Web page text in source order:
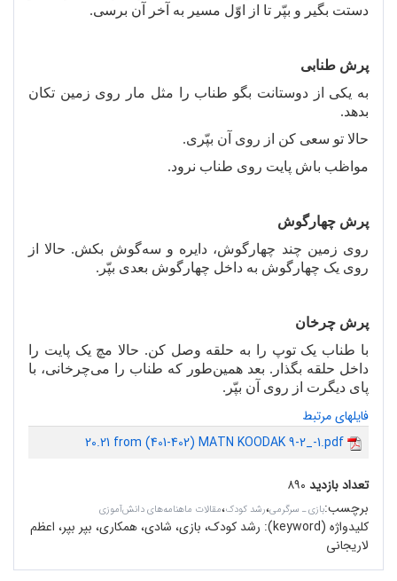
دستت بگیر و بپّر تا از اوّل مسیر به آخر آن برسی.
پرش طنابی
به یکی از دوستانت بگو طناب را مثل مار روی زمین تکان
بدهد.
حالا تو سعی کن از روی آن بپّری.
مواظب باش پایت روی طناب نرود.
پرش چهارگوش
روی زمین چند چهارگوش، دایره و سهگوش بکش. حالا از
روی یک چهارگوش به داخل چهارگوش بعدی بپّر.
پرش چرخان
با طناب یک توپ را به حلقه وصل کن. حالا مچ یک پایت را
داخل حلقه بگذار. بعد همینطور که طناب را میچرخانی، با
پای دیگرت از روی آن بپّر.
فایلهای مرتبط
20.21 from (401-402) MATN KOODAK 9-2_-1.pdf
تعداد بازدید ۸۹۰
برچسب:بازی ـ سرگرمی،رشد کودک،مقالات ماهنامه‌های دانش‌آموزی
کلیدواژه (keyword):
رشد کودک، بازی، شادی، همکاری، بپر بپر، اعظم
لاریجانی